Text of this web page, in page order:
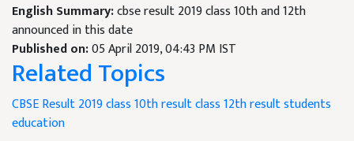
English Summary:cbse result 2019 class 10th and 12th
announced in this date
Published on:05 April 2019, 04:43 PM IST
Related Topics
CBSE Result 2019class 10th resultclass 12th resultstudents
education